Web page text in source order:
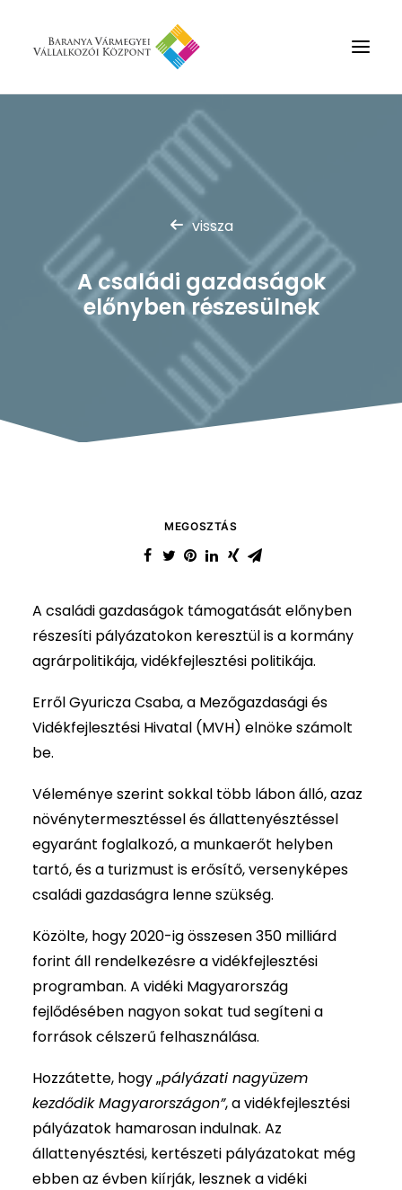
Rólunk
Szolgáltatások
Hírek
Partnerek
Kapcsolat
Keresés
vissza
A családi gazdaságok
előnyben részesülnek
MEGOSZTÁS
A családi gazdaságok támogatását előnyben
részesíti pályázatokon keresztül is a kormány
agrárpolitikája, vidékfejlesztési politikája.
Erről Gyuricza Csaba, a Mezőgazdasági és
Vidékfejlesztési Hivatal (MVH) elnöke számolt
be.
Véleménye szerint sokkal több lábon álló, azaz
növénytermesztéssel és állattenyésztéssel
egyaránt foglalkozó, a munkaerőt helyben
tartó, és a turizmust is erősítő, versenyképes
családi gazdaságra lenne szükség.
Közölte, hogy 2020-ig összesen 350 milliárd
forint áll rendelkezésre a vidékfejlesztési
programban. A vidéki Magyarország
fejlődésében nagyon sokat tud segíteni a
források célszerű felhasználása.
Hozzátette, hogy „pályázati nagyüzem
kezdődik Magyarországon”, a vidékfejlesztési
pályázatok hamarosan indulnak. Az
állattenyésztési, kertészeti pályázatokat még
ebben az évben kiírják, lesznek a vidéki